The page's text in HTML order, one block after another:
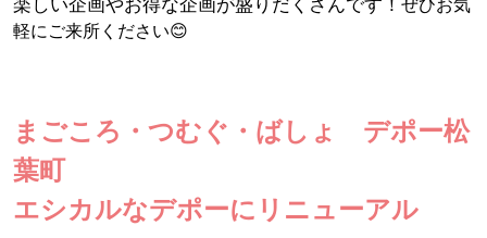
ぜひお気
軽にご来所ください😊
まごころ・つむぐ・ばしょ デポー松
葉町
エシカルなデポーにリニューアル